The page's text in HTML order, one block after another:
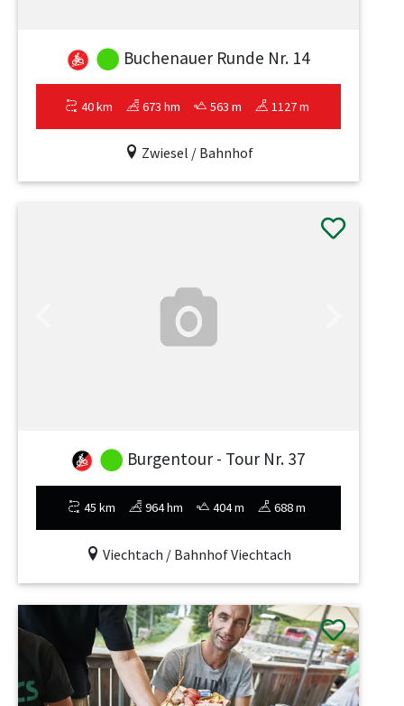
Buchenauer Runde Nr. 14
40 km 673 hm 563 m 1127 m
Zwiesel / Bahnhof
Burgentour - Tour Nr. 37
45 km 964 hm 404 m 688 m
Viechtach / Bahnhof Viechtach